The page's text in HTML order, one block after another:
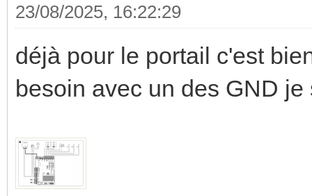
23/08/2025, 16:22:29
déjà pour le portail c'est
besoin avec un des GND je